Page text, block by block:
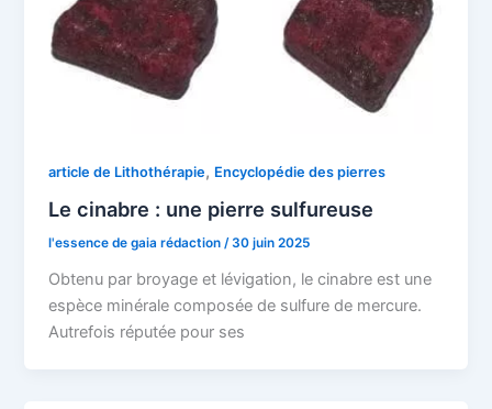
article de Lithothérapie, Encyclopédie des pierres
Le cinabre : une pierre sulfureuse
l'essence de gaia rédaction/30 juin 2025
Obtenu par broyage et lévigation, le cinabre est une
espèce minérale composée de sulfure de mercure.
Autrefois réputée pour ses